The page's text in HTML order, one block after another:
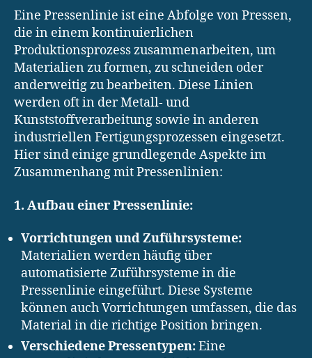
Eine Pressenlinie ist eine Abfolge von Pressen,
die in einem kontinuierlichen
Produktionsprozess zusammenarbeiten, um
Materialien zu formen, zu schneiden oder
anderweitig zu bearbeiten. Diese Linien
werden oft in der Metall- und
Kunststoffverarbeitung sowie in anderen
industriellen Fertigungsprozessen eingesetzt.
Hier sind einige grundlegende Aspekte im
Zusammenhang mit Pressenlinien:
1. Aufbau einer Pressenlinie:
Vorrichtungen und Zuführsysteme:
Materialien werden häufig über
automatisierte Zuführsysteme in die
Pressenlinie eingeführt. Diese Systeme
können auch Vorrichtungen umfassen, die das
Material in die richtige Position bringen.
Verschiedene Pressentypen:Eine